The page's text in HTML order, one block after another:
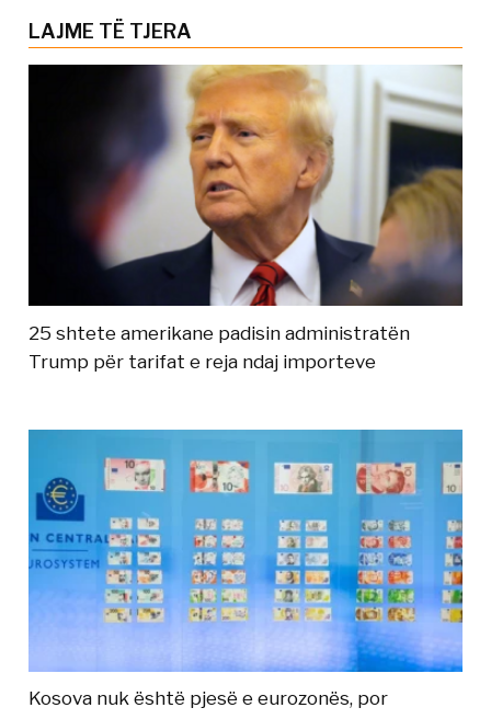
LAJME TË TJERA
25 shtete amerikane padisin administratën
Trump për tarifat e reja ndaj importeve
Kosova nuk është pjesë e eurozonës, por